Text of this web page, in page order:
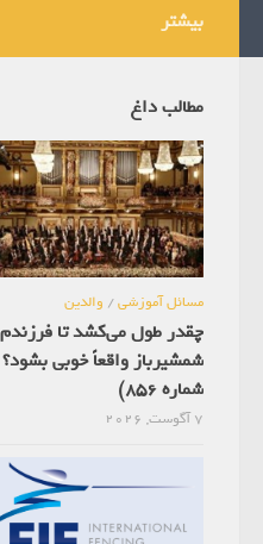
بیشتر
مطالب داغ
مسائل آموزشی/ والدین
چقدر طول می‌کشد تا
شمشیرباز واقعاً خوبی
شماره 856)
7 آگوست, 2026